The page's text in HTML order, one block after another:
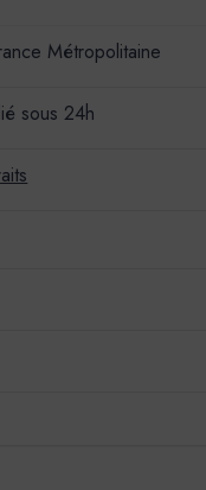
Métropolitaine
sous 24h